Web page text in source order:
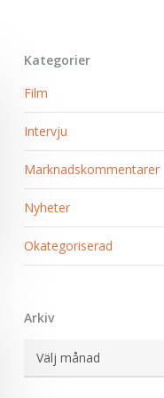
Kategorier
Film
Intervju
Marknadskommentarer
Nyheter
Okategoriserad
Arkiv
Arkiv